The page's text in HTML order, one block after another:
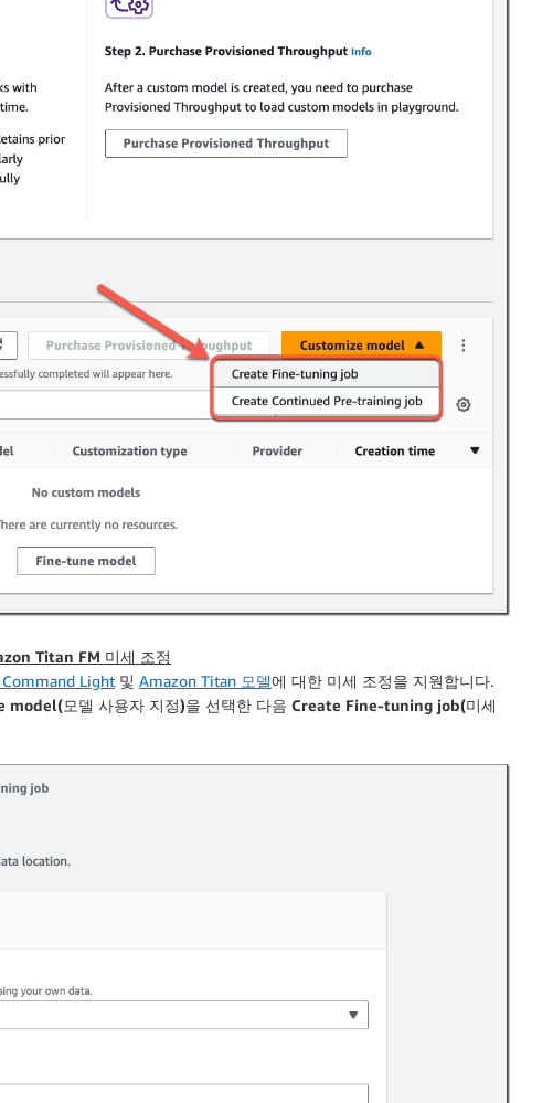
Titan FM 미세 조정
Command Light 및 Amazon Titan 모델에 대한 미세 조정을 지원합니다.
model(모델 사용자 지정)을 선택한 다음 Create Fine-tuning job(미세